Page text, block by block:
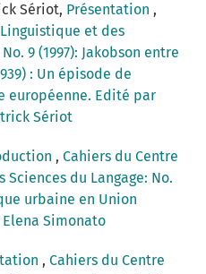
Sériot, Présentation ,
et des
9 (1997): Jakobson entre
: Un épisode de
européenne. Edité par
Sériot
, Cahiers du Centre
du Langage: No.
urbaine en Union
Simonato
, Cahiers du Centre